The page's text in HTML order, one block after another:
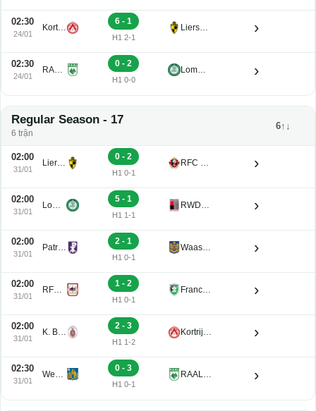
02:30
24/01
Kortrijk U21
6 - 1
H1 2-1
Lierse K. U21 ›
02:30
24/01
RAAL La Louviere U21
0 - 2
H1 0-0
Lommel U21 ›
Regular Season - 17
6 trận
6↑↓
02:00
31/01
Lierse K. U21
0 - 2
H1 0-1
RFC Seraing Reserve U21 ›
02:00
31/01
Lommel U21
5 - 1
H1 1-1
RWDM U21 ›
02:00
31/01
Patro Eisden U21
2 - 1
H1 0-1
Waasland-Beveren U21 ›
02:00
31/01
RFC de Liege U21
1 - 2
H1 0-1
Francs Borains U21 ›
02:00
31/01
K. Beerschot V.A. Reserve U21
2 - 3
H1 1-2
Kortrijk U21 ›
02:30
31/01
Westerlo U21
0 - 3
H1 0-1
RAAL La Louviere U21 ›